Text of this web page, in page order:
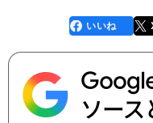
faceboo
k
いいね